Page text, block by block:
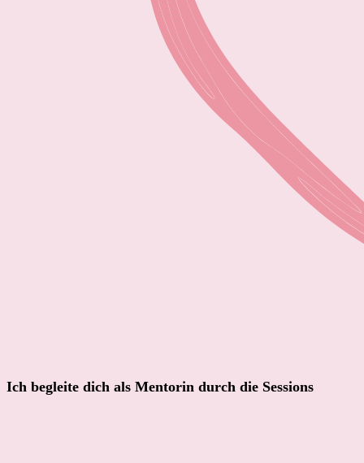
Ich begleite dich als Mentorin durch die Sessions